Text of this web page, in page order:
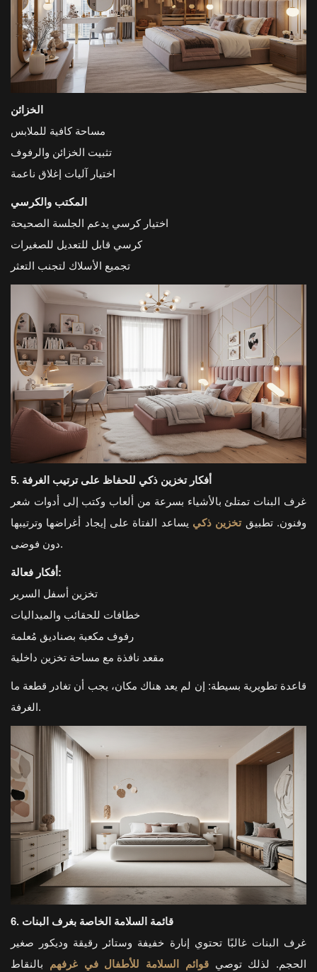
الخزائن
مساحة كافية للملابس
تثبيت الخزائن والرفوف
اختيار آليات إغلاق ناعمة
المكتب والكرسي
اختيار كرسي يدعم الجلسة الصحيحة
كرسي قابل للتعديل للصغيرات
تجميع الأسلاك لتجنب التعثر
5. أفكار تخزين ذكي للحفاظ على ترتيب الغرفة
غرف البنات تمتلئ بالأشياء بسرعة من ألعاب وكتب إلى أدوات شعر
وفنون. تطبيقتخزين ذكي يساعد الفتاة على إيجاد أغراضها وترتيبها
دون فوضى.
أفكار فعالة:
تخزين أسفل السرير
خطافات للحقائب والميداليات
رفوف مكعبة بصناديق مُعلمة
مقعد نافذة مع مساحة تخزين داخلية
قاعدة تطويرية بسيطة: إن لم يعد هناك مكان، يجب أن تغادر قطعة ما
الغرفة.
6. قائمة السلامة الخاصة بغرف البنات
غرف البنات غالبًا تحتوي إنارة خفيفة وستائر رقيقة وديكور صغير
الحجم. لذلك توصيقوائم السلامة للأطفال في غرفهم
بالنقاط